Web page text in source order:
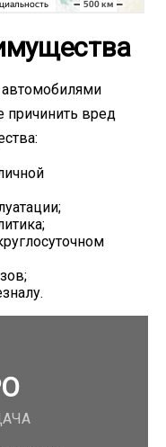
причинить вред